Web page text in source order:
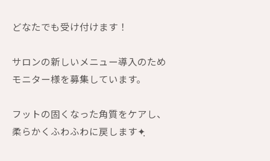
どなたでも受け付けます！
サロンの新しいメニュー導入のため
モニター様を募集しています。
フットの固くなった角質をケアし、
柔らかくふわふわに戻します✦ฺ